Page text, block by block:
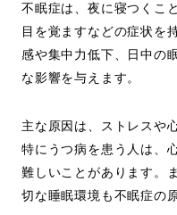
不眠症は、夜に寝つくこ
目を覚ますなどの症状を
感や集中力低下、日中の
な影響を与えます。
主な原因は、ストレスや
特にうつ病を患う人は、
難しいことがあります。
切な睡眠環境も不眠症の